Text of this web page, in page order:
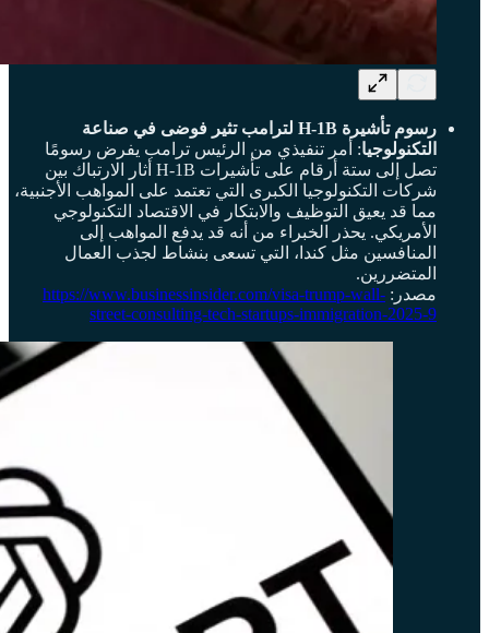
رسوم تأشيرة H-1B لترامب تثير فوضى في صناعة
التكنولوجيا: أمر تنفيذي من الرئيس ترامب يفرض رسومًا
تصل إلى ستة أرقام على تأشيرات H-1B أثار الارتباك بين
شركات التكنولوجيا الكبرى التي تعتمد على المواهب الأجنبية،
مما قد يعيق التوظيف والابتكار في الاقتصاد التكنولوجي
الأمريكي. يحذر الخبراء من أنه قد يدفع المواهب إلى
المنافسين مثل كندا، التي تسعى بنشاط لجذب العمال
المتضررين.
مصدر: https://www.businessinsider.com/visa-trump-wall-
street-consulting-tech-startups-immigration-2025-9